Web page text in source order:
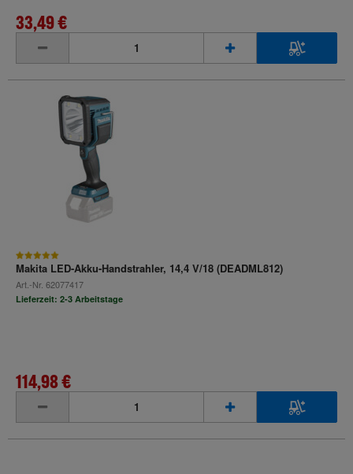
33,49 €
Makita LED-Akku-Handstrahler, 14,4 V/18 (DEADML812)
Art.-Nr. 62077417
Lieferzeit: 2-3 Arbeitstage
114,98 €